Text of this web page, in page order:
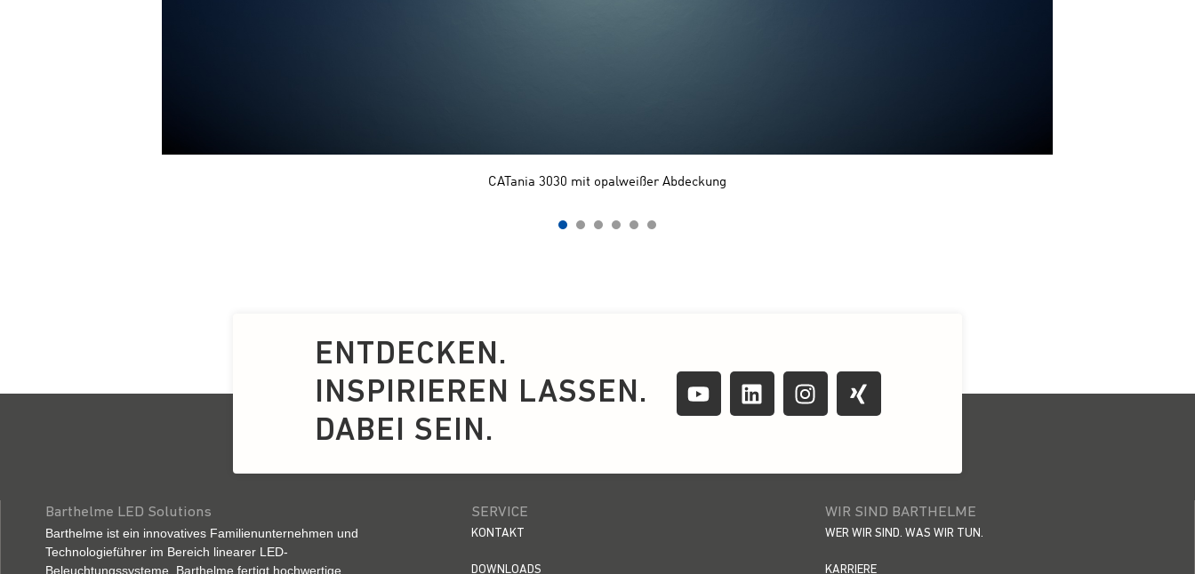
ENTDECKEN.
INSPIRIEREN LASSEN.
DABEI SEIN.
Barthelme LED Solutions
Barthelme ist ein innovatives Familienunternehmen und
Technologieführer im Bereich linearer LED-
Beleuchtungssysteme. Barthelme fertigt hochwertige,
SERVICE
KONTAKT
DOWNLOADS
WIR SIND BARTHELME
WER WIR SIND. WAS WIR TUN.
KARRIERE